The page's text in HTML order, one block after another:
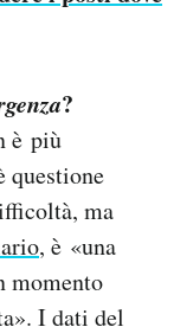
?
è più
questione
ma
, è «una
momento
I dati del